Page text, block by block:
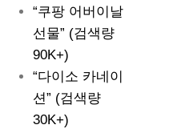
“쿠팡 어버이날
선물” (검색량
90K+)
“다이소 카네이
션” (검색량
30K+)